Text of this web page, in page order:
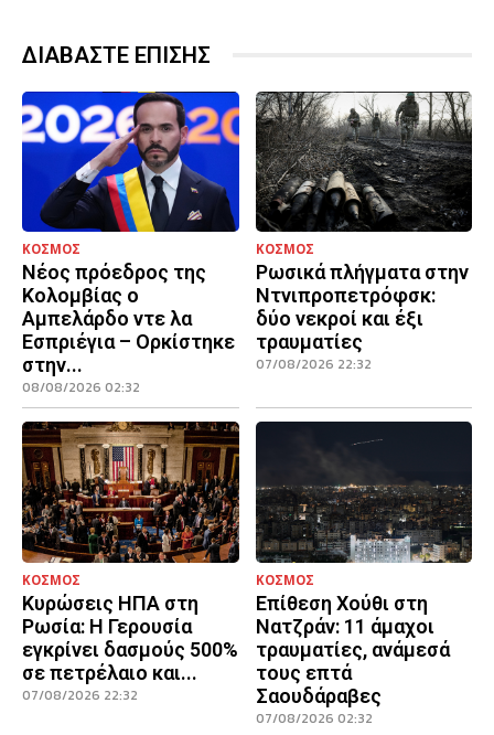
ΔΙΑΒΑΣΤΕ ΕΠΙΣΗΣ
ΚΟΣΜΟΣ
Νέος πρόεδρος της
Κολομβίας ο
Αμπελάρδο ντε λα
Εσπριέγια – Ορκίστηκε
στην...
08/08/2026 02:32
ΚΟΣΜΟΣ
Ρωσικά πλήγματα στην
Ντνιπροπετρόφσκ:
δύο νεκροί και έξι
τραυματίες
07/08/2026 22:32
ΚΟΣΜΟΣ
Κυρώσεις ΗΠΑ στη
Ρωσία: Η Γερουσία
εγκρίνει δασμούς 500%
σε πετρέλαιο και...
07/08/2026 22:32
ΚΟΣΜΟΣ
Επίθεση Χούθι στη
Νατζράν: 11 άμαχοι
τραυματίες, ανάμεσά
τους επτά
Σαουδάραβες
07/08/2026 02:32